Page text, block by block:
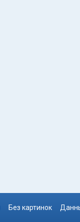
Без картинок